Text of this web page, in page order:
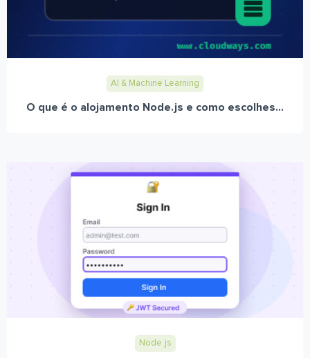
AI & Machine Learning
O que é o alojamento Node.js e como escolhes...
Node.js